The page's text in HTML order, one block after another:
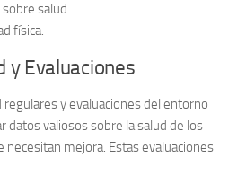
salud.
física.
y Evaluaciones
regulares y evaluaciones del entorno
datos valiosos sobre la salud de los
necesitan mejora. Estas evaluaciones